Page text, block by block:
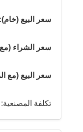
سعر البيع (خام): 2,460.08 ليرة تركية
سعر الشراء (مع المصنعية):
سعر البيع (مع المصنعية):
تكلفة المصنعية: 191.07 ليرة تركية